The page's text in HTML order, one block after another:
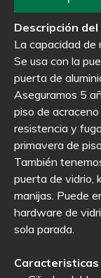
Descripción
La capacidad de
Se usa con la
puerta de
Aseguramos 5
piso de
resistencia y
primavera de
También
puerta de vidrio,
manijas. Puede
hardware de
sola parada.